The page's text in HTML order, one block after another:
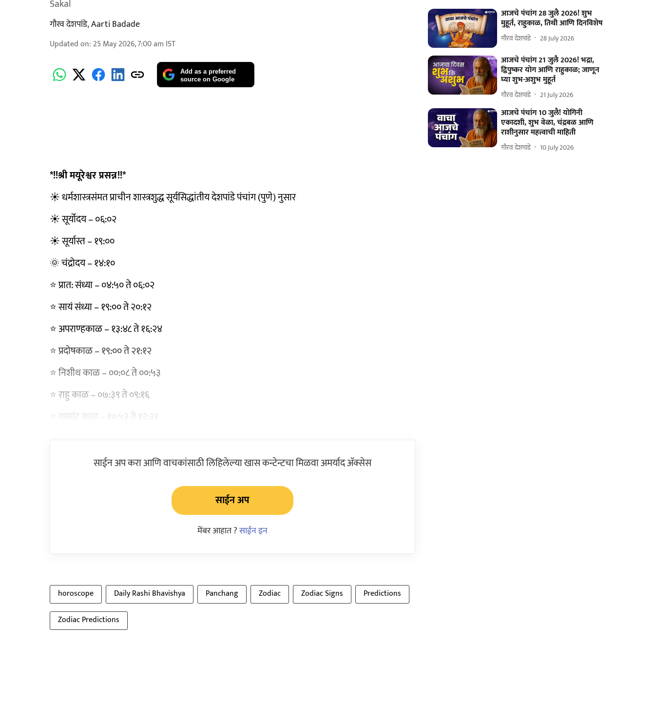
Sakal
गौरव देशपांडे,Aarti Badade
Updated on: 25 May 2026, 7:00 am IST
Add as a preferred
source on Google
*!!श्री मयूरेश्वर प्रसन्न!!*
☀️ धर्मशास्त्रसंमत प्राचीन शास्त्रशुद्ध सूर्यसिद्धांतीय देशपांडे पंचांग (पुणे) नुसार
☀️ सूर्योदय – ०६:०२
☀️ सूर्यास्त – १९:००
🌞 चंद्रोदय – १४:१०
⭐ प्रात: संध्या – ०४:५० ते ०६:०२
⭐ सायं संध्या – १९:०० ते २०:१२
⭐ अपराण्हकाळ – १३:४८ ते १६:२४
⭐ प्रदोषकाळ – १९:०० ते २१:१२
⭐ निशीथ काळ – ००:०८ ते ००:५३
⭐ राहु काळ – ०७:३९ ते ०९:१६
⭐ यमघंट काळ – १०:५३ ते १२:३१
साईन अप करा आणि वाचकांसाठी लिहिलेल्या खास कन्टेन्टचा मिळवा अमर्याद ॲक्सेस
साईन अप
मेंबर आहात ?साईन इन
horoscope Daily Rashi Bhavishya Panchang Zodiac Zodiac Signs
Predictions
Zodiac Predictions
आजचे पंचांग 28 जुलै 2026! शुभ
मुहूर्त, राहुकाळ, तिथी आणि दिनविशेष
गौरव देशपांडे 28 July 2026
आजचे पंचांग 21 जुलै 2026! भद्रा,
द्विपुष्कर योग आणि राहुकाळ; जाणून
घ्या शुभ-अशुभ मुहूर्त
गौरव देशपांडे 21 July 2026
आजचे पंचांग 10 जुलै! योगिनी
एकादशी, शुभ वेळा, चंद्रबळ आणि
राशीनुसार महत्त्वाची माहिती
गौरव देशपांडे 10 July 2026